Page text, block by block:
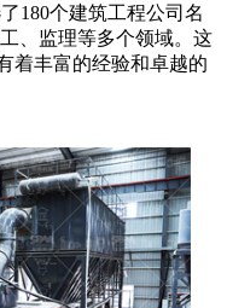
180个建筑工程公司名
、监理等多个领域。这
着丰富的经验和卓越的